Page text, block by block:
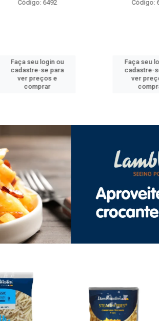
6492
login ou
se para
e
Código: 6471
Faça seu login ou
cadastre-se para
ver preços e